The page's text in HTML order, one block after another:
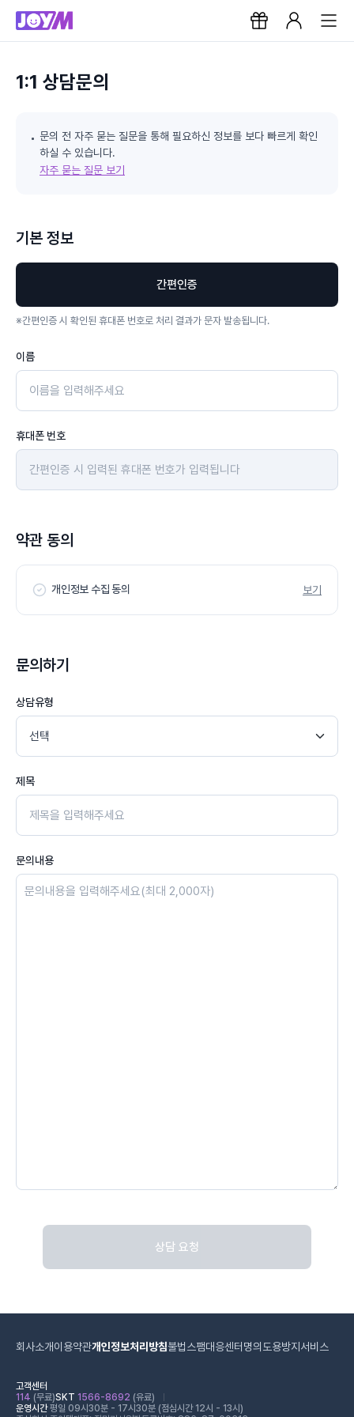
1:1 상담문의
문의 전 자주 묻는 질문을 통해 필요하신 정보를 보다 빠르게 확인
하실 수 있습니다.
자주 묻는 질문 보기
기본 정보
간편인증
※간편인증 시 확인된 휴대폰 번호로 처리 결과가 문자 발송됩니다.
이름
휴대폰 번호
약관 동의
개인정보 수집 동의 보기
문의하기
상담유형
제목
문의내용
상담 요청
회사소개이용약관개인정보처리방침불법스팸대응센터 명의도용방지서비스
고객센터
114 (무료)SKT 1566-8692 (유료)
운영시간평일 09시30분 - 17시30분 (점심시간 12시 - 13시)